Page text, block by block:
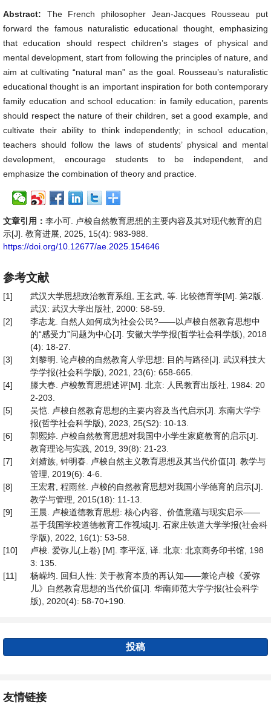
Abstract: The French philosopher Jean-Jacques Rousseau put
forward the famous naturalistic educational thought, emphasizing
that education should respect children’s stages of physical and
mental development, start from following the principles of nature, and
aim at cultivating “natural man” as the goal. Rousseau’s naturalistic
educational thought is an important inspiration for both contemporary
family education and school education: in family education, parents
should respect the nature of their children, set a good example, and
cultivate their ability to think independently; in school education,
teachers should follow the laws of students’ physical and mental
development, encourage students to be independent, and
emphasize the combination of theory and practice.
文章引用： 李小可. 卢梭自然教育思想的主要内容及其对现代教育的启
示[J]. 教育进展, 2025, 15(4): 983-988.
https://doi.org/10.12677/ae.2025.154646
参考文献
[1]
武汉大学思想政治教育系组, 王玄武, 等. 比较德育学[M]. 第2版.
武汉: 武汉大学出版社, 2000: 58-59.
[2]
李志龙. 自然人如何成为社会公民?——以卢梭自然教育思想中
的“感受力”问题为中心[J]. 安徽大学学报(哲学社会科学版), 2018
(4): 18-27.
[3]
刘黎明. 论卢梭的自然教育人学思想: 目的与路径[J]. 武汉科技大
学学报(社会科学版), 2021, 23(6): 658-665.
[4]
滕大春. 卢梭教育思想述评[M]. 北京: 人民教育出版社, 1984: 20
2-203.
[5]
吴恺. 卢梭自然教育思想的主要内容及当代启示[J]. 东南大学学
报(哲学社会科学版), 2023, 25(S2): 10-13.
[6]
郭熙婷. 卢梭自然教育思想对我国中小学生家庭教育的启示[J].
教育理论与实践, 2019, 39(8): 21-23.
[7]
刘婧族, 钟明春. 卢梭自然主义教育思想及其当代价值[J]. 教学与
管理, 2019(6): 4-6.
[8]
王宏君, 程雨丝. 卢梭的自然教育思想对我国小学德育的启示[J].
教学与管理, 2015(18): 11-13.
[9]
王晨. 卢梭道德教育思想: 核心内容、价值意蕴与现实启示——
基于我国学校道德教育工作视域[J]. 石家庄铁道大学学报(社会科
学版), 2022, 16(1): 53-58.
[10]
卢梭. 爱弥儿(上卷) [M]. 李平沤, 译. 北京: 北京商务印书馆, 198
3: 135.
[11]
杨嵘均. 回归人性: 关于教育本质的再认知——兼论卢梭《爱弥
儿》自然教育思想的当代价值[J]. 华南师范大学学报(社会科学
版), 2020(4): 58-70+190.
投稿
友情链接